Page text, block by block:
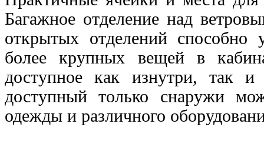
Багажное отделение над
открытых отделений
более крупных вещей в
доступное как изнутри, так
доступныйтолько снаружи
одежды и различного